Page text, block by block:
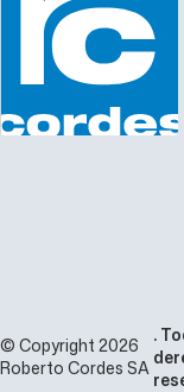
© Copyright 2026
Roberto Cordes SA
.